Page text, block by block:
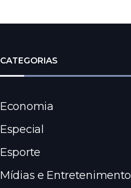
CATEGORIAS
Economia
Especial
Esporte
Mídias e Entretenimento